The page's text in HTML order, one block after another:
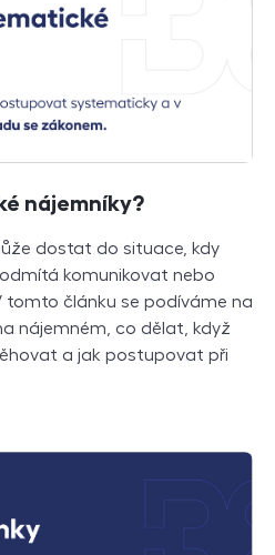
nájemníky?
dostat do situace, kdy
komunikovat nebo
tomto článku se podíváme na
nájemném, co dělat, když
a jak postupovat při